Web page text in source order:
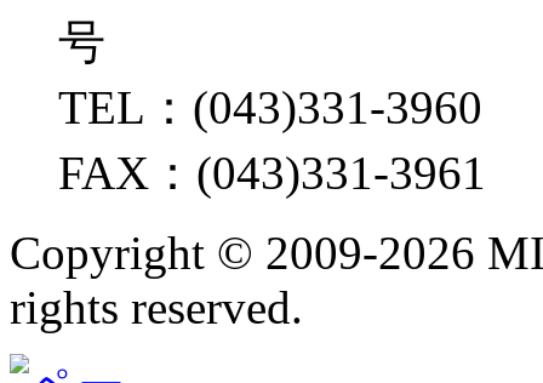
号
TEL：(043)331-3960
FAX：(043)331-3961
Copyright © 2009-2026
rights reserved.